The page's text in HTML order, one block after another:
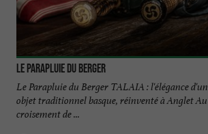
Le Parapluie du Berger
Le Parapluie du Berger TALAIA : l'élégance d'un
objet traditionnel basque, réinventé à Anglet Au
croisement de ...